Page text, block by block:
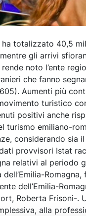
totalizzato 40,5
gli arrivi
noto l’ente
che fanno
Aumenti più
turistico
positivi anche
turismo emiliano-
considerando sia
provvisori Istat
relativi al periodo
dell’Emilia-
Roberta Frisoni-.
alla